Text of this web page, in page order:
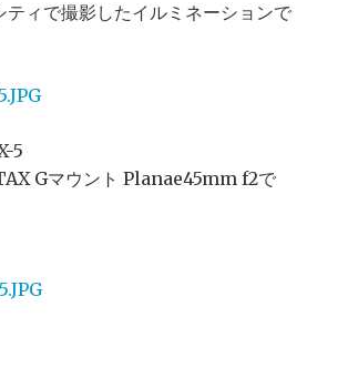
ティで撮影したイルミネーションで
5
Gマウント Planae45mm f2で